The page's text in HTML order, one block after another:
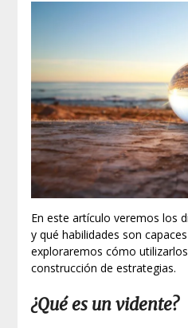
En este artículo veremos los
y qué habilidades son
exploraremos cómo
construcción de estrategias.
¿Qué es un vidente?